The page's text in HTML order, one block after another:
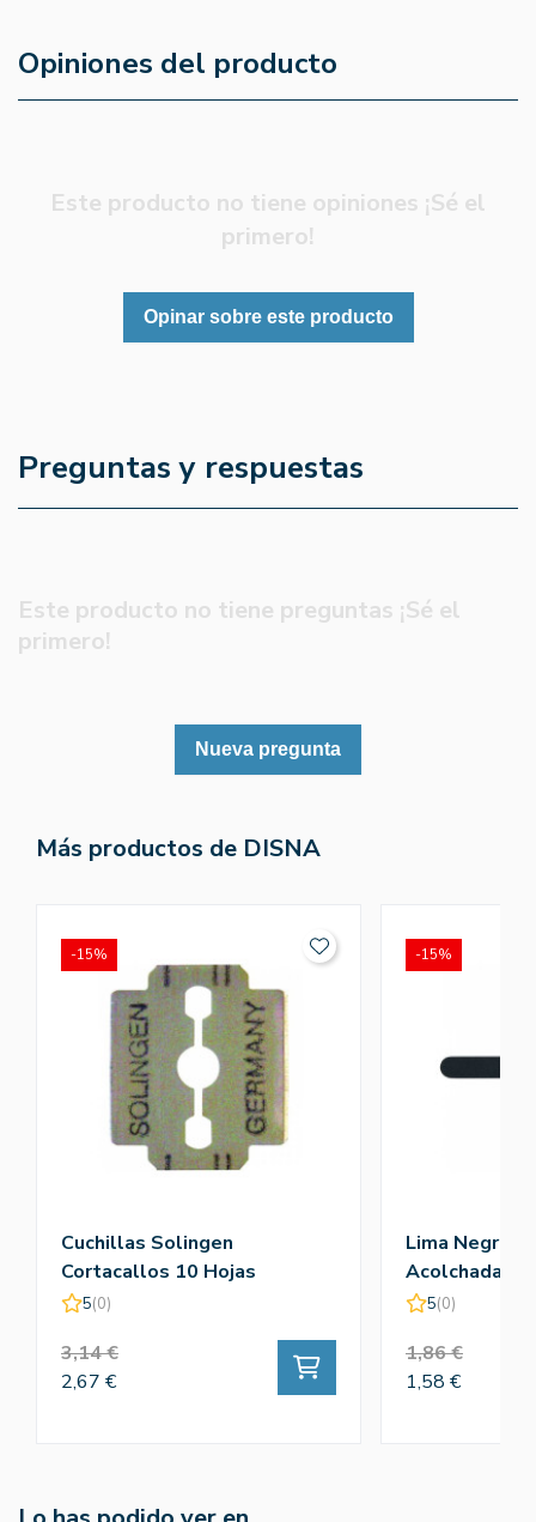
Opiniones del producto
Este producto no tiene opiniones ¡Sé el
primero!
Opinar sobre este producto
Preguntas y respuestas
Este producto no tiene preguntas ¡Sé el
primero!
Nueva pregunta
Más productos de DISNA
Cuchillas Solingen
Cortacallos 10 Hojas
5(0)
3,14 €
2,67 €
-15%
Lima Negra
Acolchada
5(0)
1,86 €
1,58 €
-15%